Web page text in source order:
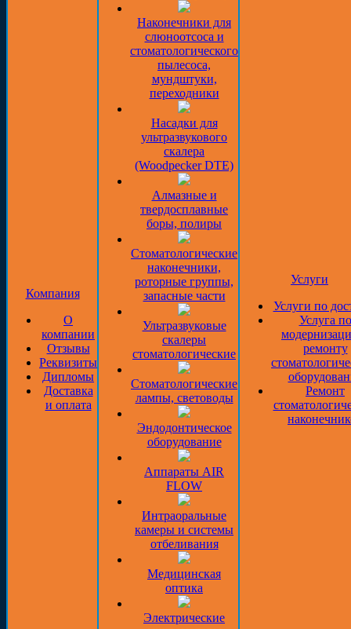
Компания
О
компании
Отзывы
Реквизиты
Дипломы
Доставка
и оплата
Наконечники для
слюноотсоса и
стоматологического
пылесоса,
мундштуки,
переходники
Насадки для
ультразвукового
скалера
(Woodpecker DTE)
Алмазные и
твердосплавные
боры, полиры
Стоматологические
наконечники,
роторные группы,
запасные части
Ультразвуковые
скалеры
стоматологические
Стоматологические
лампы, световоды
Эндодонтическое
оборудование
Аппараты AIR
FLOW
Интраоральные
камеры и системы
отбеливания
Медицинская
оптика
Электрические
Услуги
Услуги по
Услуга по
ремонту
Ремонт